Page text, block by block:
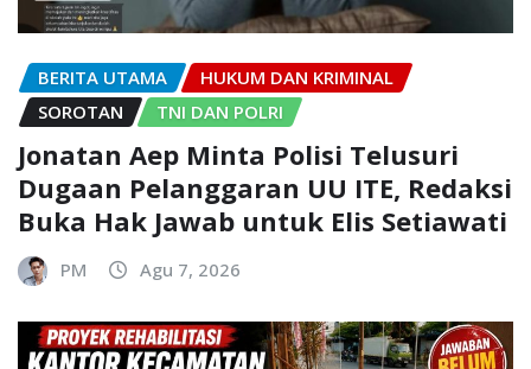
BERITA UTAMA
HUKUM DAN KRIMINAL
SOROTAN
TNI DAN POLRI
Jonatan Aep Minta Polisi Telusuri
Dugaan Pelanggaran UU ITE, Redaksi
Buka Hak Jawab untuk Elis Setiawati
PM Agu 7, 2026